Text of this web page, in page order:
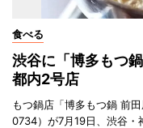
食べる
渋谷に「博多もつ
都内2号店
もつ鍋店「博多もつ鍋 前
0734）が7月19日、渋谷・